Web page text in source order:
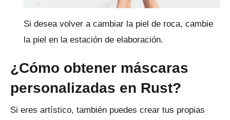
Si desea volver a cambiar la piel de roca, cambie
la piel en la estación de elaboración.
¿Cómo obtener máscaras
personalizadas en Rust?
Si eres artístico, también puedes crear tus propias